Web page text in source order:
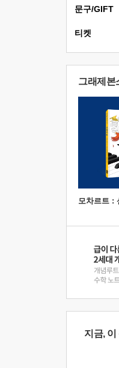
문구/GIFT
티켓
그래제본
모차르트 :
지금, 이